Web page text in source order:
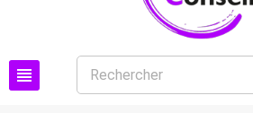
view_headline